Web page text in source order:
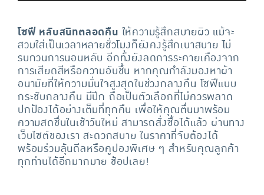
โซฟี หลับสนิทตลอดคืน ให้ความรู้สึกสบายผิว แม้จะ
สวมใส่เป็นเวลาหลายชั่วโมงก็ยังคงรู้สึกเบาสบาย ไม่
รบกวนการนอนหลับ อีกทั้งยังลดการระคายเคืองจาก
การเสียดสีหรือความอับชื้น หากคุณกำลังมองหาผ้า
อนามัยที่ให้ความมั่นใจสูงสุดในช่วงกลางคืน โซฟีแบบ
กระชับกลางคืน มีปีก ถือเป็นตัวเลือกที่ไม่ควรพลาด
ปกป้องได้อย่างเต็มที่ทุกคืน เพื่อให้คุณตื่นมาพร้อม
ความสดชื่นในเช้าวันใหม่ สามารถสั่งซื้อได้แล้ว ผ่านทาง
เว็บไซต์ของเรา สะดวกสบาย ในราคาที่จับต้องได้
พร้อมร่วมลุ้นดีลหรือคูปองพิเศษ ๆ สำหรับคุณลูกค้า
ทุกท่านได้อีกมากมาย ช้อปเลย!